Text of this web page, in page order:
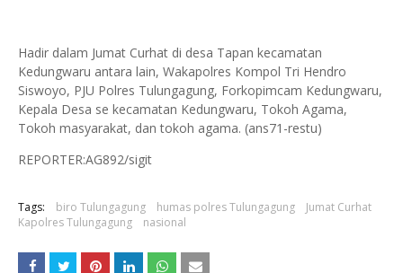
Hadir dalam Jumat Curhat di desa Tapan kecamatan
Kedungwaru antara lain, Wakapolres Kompol Tri Hendro
Siswoyo, PJU Polres Tulungagung, Forkopimcam Kedungwaru,
Kepala Desa se kecamatan Kedungwaru, Tokoh Agama,
Tokoh masyarakat, dan tokoh agama. (ans71-restu)
REPORTER:AG892/sigit
Tags: biro Tulungagung humas polres Tulungagung
Jumat Curhat
Kapolres Tulungagung
nasional